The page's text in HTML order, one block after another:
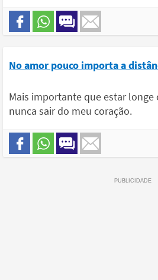
No amor pouco importa a
Mais importante que estar longe
nunca sair do meu coração.